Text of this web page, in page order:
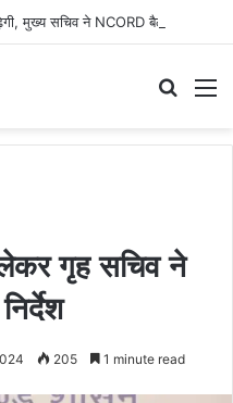
लेकर गृह सचिव ने
205 1 minute read